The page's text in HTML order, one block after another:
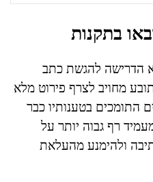
בתקנות
הדרישה להגשת כתב
מחויב לצרף פירוט מלא
התומכים בטענותיו כבר
רף גבוה יותר על
ולהימנע מהעלאת